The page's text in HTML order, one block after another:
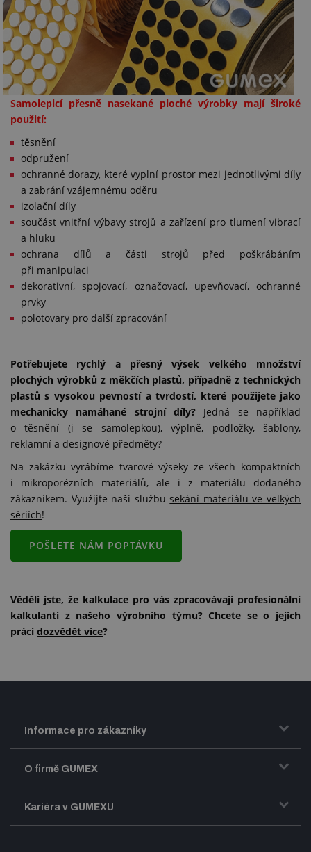
Samolepicí přesně nasekané ploché výrobky mají široké
použití:
těsnění
odpružení
ochranné dorazy, které vyplní prostor mezi jednotlivými díly
a zabrání vzájemnému oděru
izolační díly
součást vnitřní výbavy strojů a zařízení pro tlumení vibrací
a hluku
ochrana dílů a části strojů před poškrábáním
při manipulaci
dekorativní, spojovací, označovací, upevňovací, ochranné
prvky
polotovary pro další zpracování
Potřebujete rychlý a přesný výsek velkého množství
plochých výrobků z měkčích plastů, případně z technických
plastů s vysokou pevností a tvrdostí, které použijete jako
mechanicky namáhané strojní díly? Jedná se například
o těsnění (i se samolepkou), výplně, podložky, šablony,
reklamní a designové předměty?
Na zakázku vyrábíme tvarové výseky ze všech kompaktních
i mikroporézních materiálů, ale i z materiálu dodaného
zákazníkem. Využijte naši službu sekání materiálu ve velkých
sériích!
POŠLETE NÁM POPTÁVKU
Věděli jste, že kalkulace pro vás zpracovávají profesionální
kalkulanti z našeho výrobního týmu? Chcete se o jejich
práci dozvědět více?
Informace pro zákazníky
Doprava a zasílání zboží
Obchodní podmínky
O firmě GUMEX
Představení firmy GUMEX
Kariéra v GUMEXU